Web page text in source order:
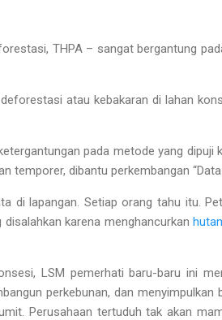
THPA – sangat bergantung
atau kebakaran di lahan
pada metode yang dipuji
dibantu perkembangan “Data
di lapangan. Setiap orang tahu itu.
karena menghancurkan hutan
LSM pemerhati baru-baru ini
perkebunan, dan menyimpulkan
Perusahaan tertuduh tak akan